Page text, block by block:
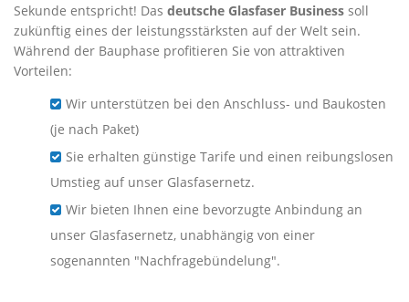
Sekunde entspricht! Das deutsche Glasfaser Business soll
zukünftig eines der leistungsstärksten auf der Welt sein.
Während der Bauphase profitieren Sie von attraktiven
Vorteilen:
Wir unterstützen bei den Anschluss- und Baukosten
(je nach Paket)
Sie erhalten günstige Tarife und einen reibungslosen
Umstieg auf unser Glasfasernetz.
Wir bieten Ihnen eine bevorzugte Anbindung an
unser Glasfasernetz, unabhängig von einer
sogenannten "Nachfragebündelung".